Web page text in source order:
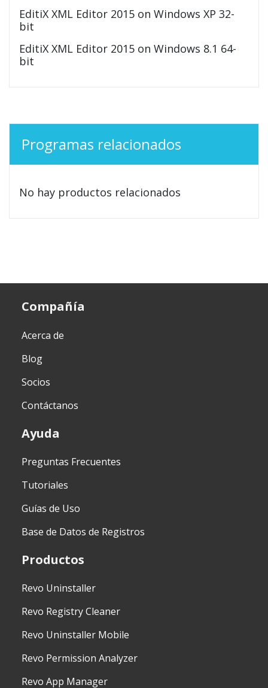
EditiX XML Editor 2015 on Windows XP 32-
bit
EditiX XML Editor 2015 on Windows 8.1 64-
bit
Programas relacionados
No hay productos relacionados
Compañía
Acerca de
Blog
Socios
Contáctanos
Ayuda
Preguntas Frecuentes
Tutoriales
Guías de Uso
Base de Datos de Registros
Productos
Revo Uninstaller
Revo Registry Cleaner
Revo Uninstaller Mobile
Revo Permission Analyzer
Revo App Manager